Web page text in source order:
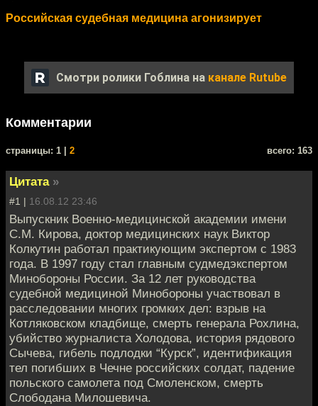
Российская судебная медицина агонизирует
Смотри ролики Гоблина на канале Rutube
Комментарии
cтраницы: 1 | 2 всего: 163
Цитата »
#1 | 16.08.12 23:46
Выпускник Военно-медицинской академии имени
С.М. Кирова, доктор медицинских наук Виктор
Колкутин работал практикующим экспертом с 1983
года. В 1997 году стал главным судмедэкспертом
Минобороны России. За 12 лет руководства
судебной медициной Минобороны участвовал в
расследовании многих громких дел: взрыв на
Котляковском кладбище, смерть генерала Рохлина,
убийство журналиста Холодова, история рядового
Сычева, гибель подлодки “Курск”, идентификация
тел погибших в Чечне российских солдат, падение
польского самолета под Смоленском, смерть
Слободана Милошевича.